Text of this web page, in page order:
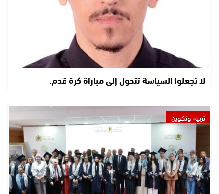
لا تجعلوا السياسة تتحول إلى مباراة كرة قدم.
تربية وتكوين